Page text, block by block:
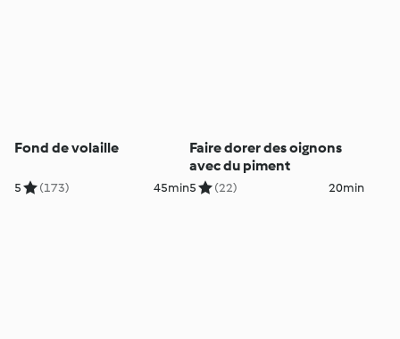
Fond de volaille
5 (173) 45min
Faire dorer des oignons
avec du piment
5 (22) 20min